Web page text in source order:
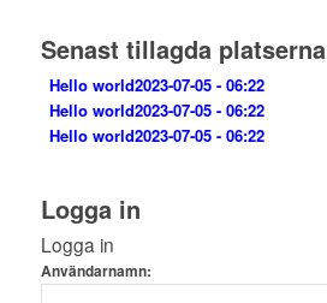
Senast tillagda platserna
Hello world2023-07-05 - 06:22
Hello world2023-07-05 - 06:22
Hello world2023-07-05 - 06:22
Logga in
Logga in
Användarnamn: